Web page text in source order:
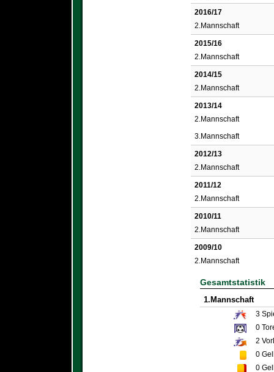
2016/17
2.Mannschaft
2015/16
2.Mannschaft
2014/15
2.Mannschaft
2013/14
2.Mannschaft
3.Mannschaft
2012/13
2.Mannschaft
2011/12
2.Mannschaft
2010/11
2.Mannschaft
2009/10
2.Mannschaft
Gesamtstatistik
1.Mannschaft
3
0
2
0
0